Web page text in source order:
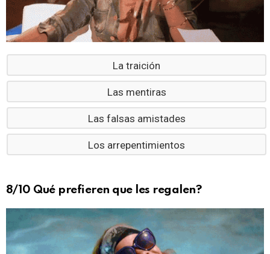
La traición
Las mentiras
Las falsas amistades
Los arrepentimientos
8/10 Qué prefieren que les regalen?